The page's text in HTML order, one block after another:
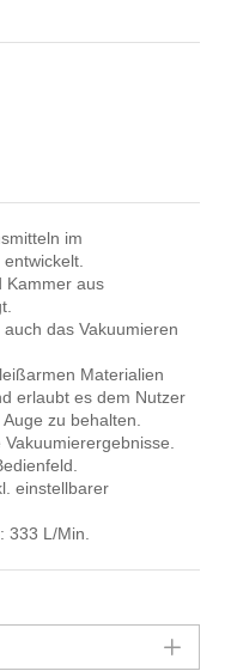
im
Kammer aus
das Vakuumieren
Materialien
erlaubt es dem Nutzer
zu behalten.
einstellbarer
333 L/Min.